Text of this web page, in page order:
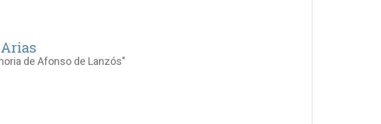
de Afonso de Lanzós"